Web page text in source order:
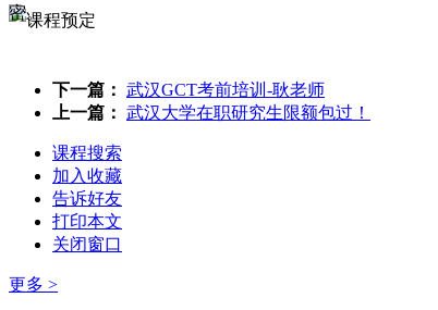
密。
下一篇： 武汉GCT考前培训-耿老师
上一篇： 武汉大学在职研究生限额包过！
课程搜索
加入收藏
告诉好友
打印本文
关闭窗口
更多 >